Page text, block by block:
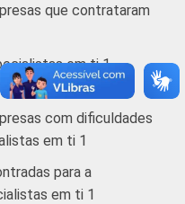
de
48,35 51,65
42,82 57,18
43,96
que contrataram
em ti 1
de contratações
com dificuldades
em ti 1
para a
em ti 1